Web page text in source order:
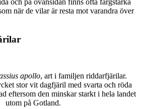
och på ovansidan finns ofta färgstarka
när de vilar är resta mot varandra över
apollo, art i familjen riddarfjärilar.
stor vit dagfjäril med svarta och röda
eftersom den minskar starkt i hela landet
utom på Gotland.